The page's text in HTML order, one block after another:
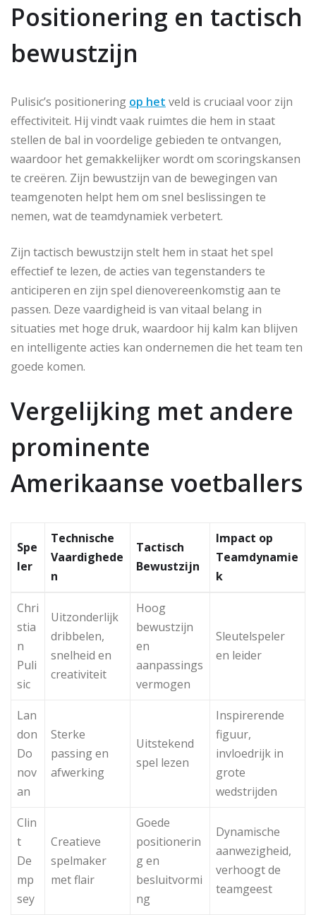
Positionering en tactisch
bewustzijn
Pulisic’s positionering op het veld is cruciaal voor zijn
effectiviteit. Hij vindt vaak ruimtes die hem in staat
stellen de bal in voordelige gebieden te ontvangen,
waardoor het gemakkelijker wordt om scoringskansen
te creëren. Zijn bewustzijn van de bewegingen van
teamgenoten helpt hem om snel beslissingen te
nemen, wat de teamdynamiek verbetert.
Zijn tactisch bewustzijn stelt hem in staat het spel
effectief te lezen, de acties van tegenstanders te
anticiperen en zijn spel dienovereenkomstig aan te
passen. Deze vaardigheid is van vitaal belang in
situaties met hoge druk, waardoor hij kalm kan blijven
en intelligente acties kan ondernemen die het team ten
goede komen.
Vergelijking met andere
prominente
Amerikaanse voetballers
Spe
ler
Technische
Vaardighede
n
Tactisch
Bewustzijn
Impact op
Teamdynamie
k
Chri
stia
n
Puli
sic
Uitzonderlijk
dribbelen,
snelheid en
creativiteit
Hoog
bewustzijn
en
aanpassings
vermogen
Sleutelspeler
en leider
Lan
don
Do
nov
an
Sterke
passing en
afwerking
Uitstekend
spel lezen
Inspirerende
figuur,
invloedrijk in
grote
wedstrijden
Clin
t
De
mp
sey
Creatieve
spelmaker
met flair
Goede
positionerin
g en
besluitvormi
ng
Dynamische
aanwezigheid,
verhoogt de
teamgeest